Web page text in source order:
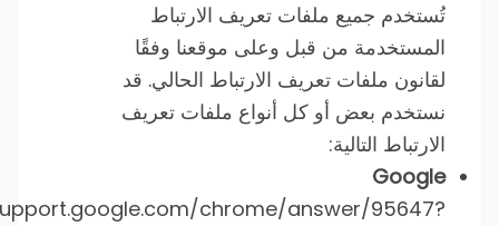
تُستخدم جميع ملفات تعريف الارتباط
المستخدمة من قبل وعلى موقعنا وفقًا
لقانون ملفات تعريف الارتباط الحالي. قد
نستخدم بعض أو كل أنواع ملفات تعريف
الارتباط التالية:
Google
chrome/answer/95647?